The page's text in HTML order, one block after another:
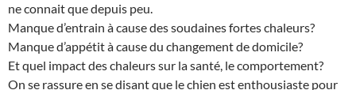
ne connait que depuis peu.
Manque d’entrain à cause des soudaines fortes chaleurs?
Manque d’appétit à cause du changement de domicile?
Et quel impact des chaleurs sur la santé, le comportement?
On se rassure en se disant que le chien est enthousiaste pour